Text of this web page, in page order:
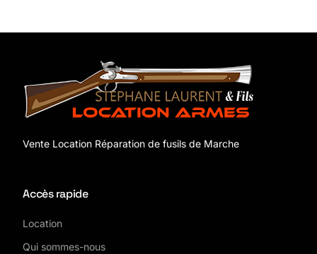
Vente Location Réparation de fusils de Marche
Accès rapide
Location
Qui sommes-nous